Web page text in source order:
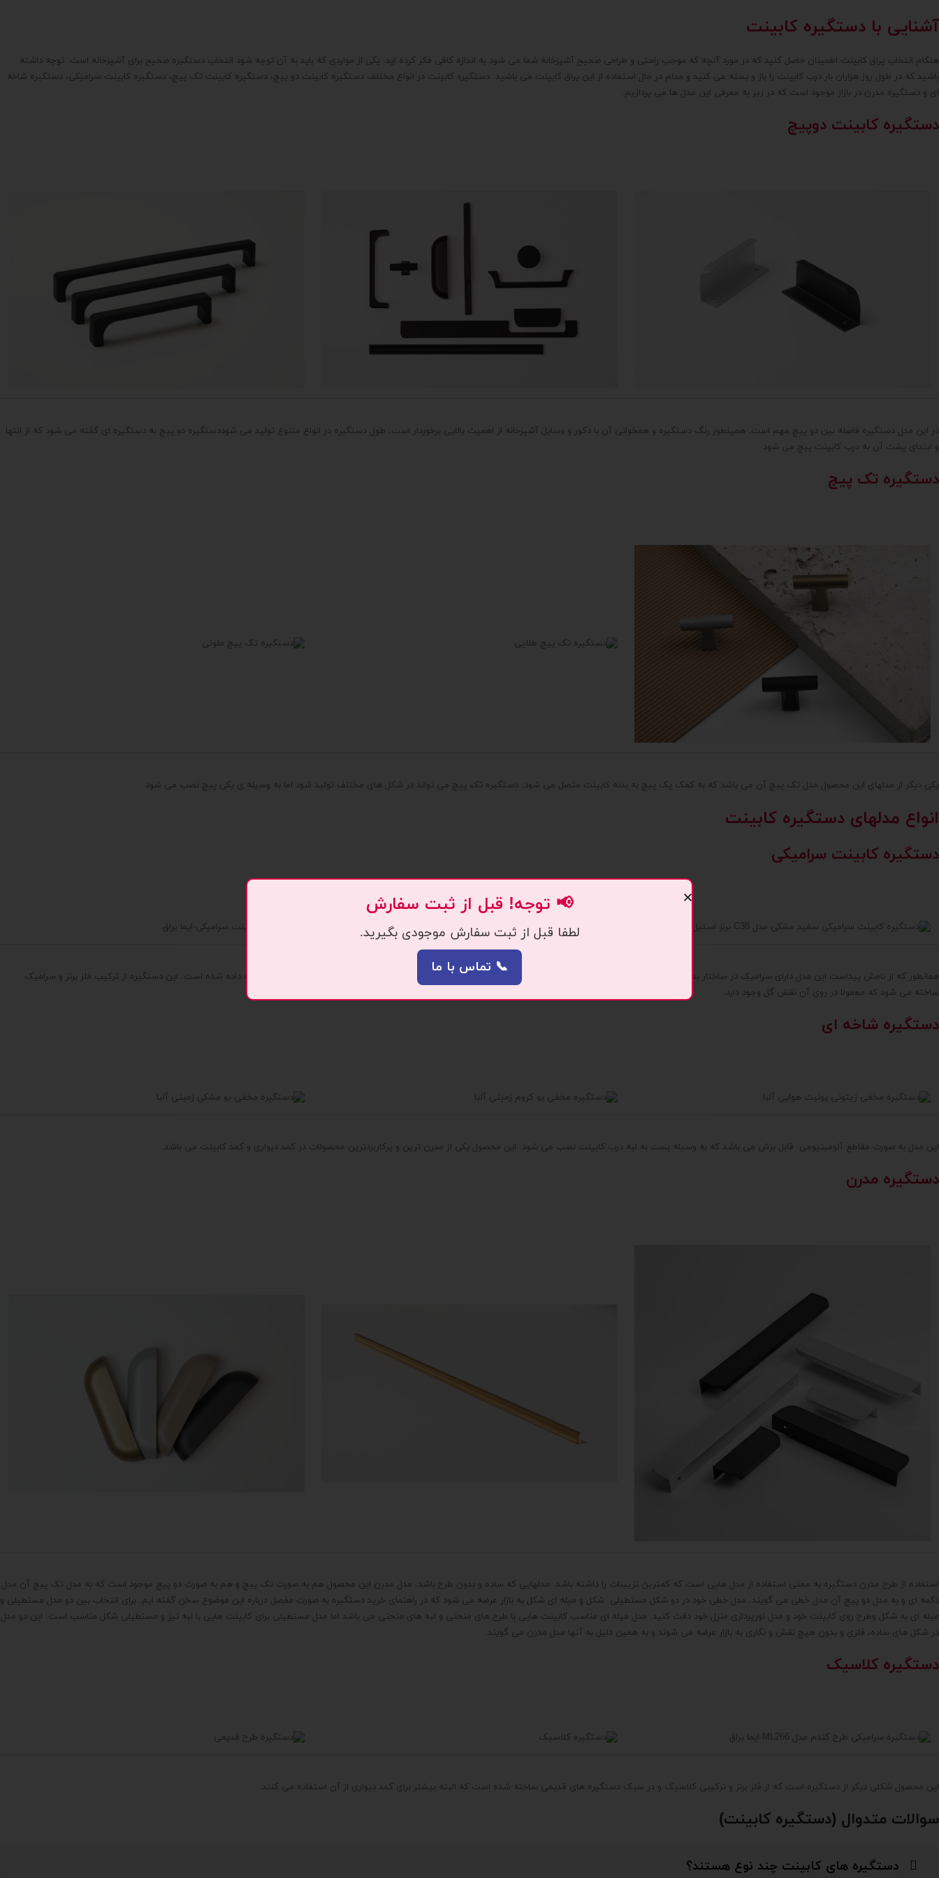
کریستال رنگی با پایه دودی
کریستالی با پایه طلایی
کریستالی با پایه نقره ای
مسی
مشکی مات
نقره ای براق
تک پیچ
کوچک
100 cm
128 mm
192میلی متر
96mm
416~608
608 mm
64 mm
704 mm
تک پیچ
1200mm
kd41-7
آشنایی با دستگیره کابینت
هنگام انتخاب یراق کابینت اطمینان حاصل کنید که در مورد آنچه که موجب راحتی و طراحی صحیح آشپزخانه شما می شود به اندازه کافی فکر کرده اید. یکی از مواردی که باید به آن توجه شود انتخاب دستگیره صحیح برای آشپزخانه است. توجه داشته
باشید که در طول روز هزاران بار درب کابینت را باز و بسته می کنید و مدام در حال استفاده از این یراق کابینت می باشید. دستگیره کابینت در انواع مختلف دستگیره کابینت دو پیچ، دستگیره کابینت تک پیچ، دستگیره کابینت سرامیکی، دستگیره شاخه
ای و دستگیره مدرن در بازار موجود است که در زیر به معرفی این مدل ها می پردازیم.
دستگیره کابینت دوپیچ
در این مدل دستگیره فاصله بین دو پیچ مهم است. همینطور رنگ دستگیره و همخوانی آن با دکور و وسایل آشپزخانه از اهمیت بالایی برخوردار است. طول دستگیره در انواع متنوع تولید می شوددستگیره دو پیچ به دستگیره ای گفته می شود که از انتها
و ابتدای پشت آن به درب کابینت پیچ می شود.
دستگیره تک پیچ
یکی دیگر از مدلهای این محصول مدل تک پیچ آن می باشد که به کمک یک پیچ به بدنه کابینت متصل می شود. دستگیره تک پیچ می تواند در شکل های مختلف تولید شود اما به وسیله ی یکی پیچ نصب می شود.
انواع مدلهای دستگیره کابینت
دستگیره کابینت سرامیکی
همانطور که از نامش پیداست این مدل دارای سرامیک در ساختار بدنه ی خود می باشد که به آن شکلی زیبا و لوکس می بخشد. در این مدل با تلفیق سرامیک و فلز طرحی خاص به دستگیره داده شده است. این دستگیره از ترکیب فلز برنز و سرامیک
ساخته می شود که معمولا در روی آن نقش گل وجود دارد.
دستگیره شاخه ای
این مدل به صورت مقاطع آلومینیومی قابل برش می باشد که به وسیله بست به لبه درب کابینت نصب می شود. این محصول یکی از مدرن ترین و پرکاربردترین محصولات در کمد دیواری و کمد کابینت می باشد.
دستگیره مدرن
استفاده از طرح مدرن دستگیره به معنی استفاده از مدل هایی است که کمترین تزیینات را داشته باشد. مدلهایی که ساده و بدون طرح باشد. مدل مدرن این محصول هم به صورت تک پیچ و هم به صورت دو پیچ موجود است که به مدل تک پیچ آن مدل
دکمه ای و به مدل دو پیچ آن مدل خطی می گویند. مدل خطی خود در دو شکل مستطیلی شکل و میله ای شکل به بازار عرضه می شود که در راهنمای خرید دستگیره به صورت مفصل درباره این موضوع سخن گفته ایم. برای انتخاب بین دو مدل مستطیلی و
میله ای به شکل وطرح روی کابینت خود و مدل نورپردازی منزل خود دقت کنید. مدل میله ای مناسب کابینت هایی با طرح های منحنی و لبه های منحنی می باشد اما مدل مستطیلی برای کابینت هایی با لبه تیز و مستطیلی شکل مناسب است. این دو مدل
در شکل های ساده، فلزی و بدون هیچ نقش و نگاری به بازار عرضه می شوند و به همین دلیل به آنها مدل مدرن می گویند.
دستگیره کلاسیک
این محصول شکلی دیگر از دستگیره است که از فلز برنز و ترکیبی کلاسیک و در سبک دستگیره های قدیمی ساخته شده است که البته بیشتر برای کمد دیواری از آن استفاده می کنند.
سوالات متدوال (دستگیره کابینت)
دستگیره های کابینت چند نوع هستند؟
📢 توجه! قبل از ثبت سفارش
لطفا قبل از ثبت سفارش موجودی بگیرید.
📞 تماس با ما